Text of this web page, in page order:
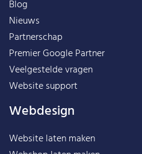
Blog
Nieuws
Partnerschap
Premier Google Partner
Veelgestelde vragen
Website support
Webdesign
Website laten maken